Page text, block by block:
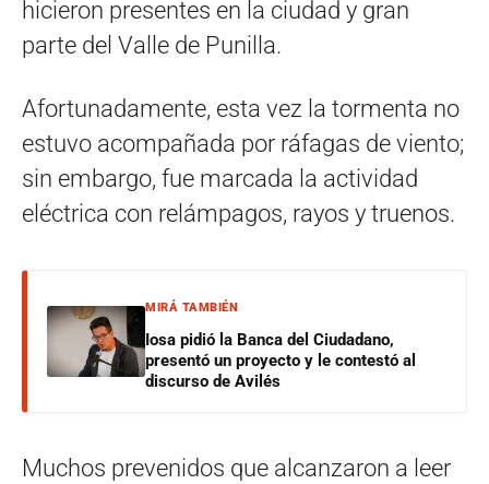
hicieron presentes en la ciudad y gran
parte del Valle de Punilla.
Afortunadamente, esta vez la tormenta no
estuvo acompañada por ráfagas de viento;
sin embargo, fue marcada la actividad
eléctrica con relámpagos, rayos y truenos.
MIRÁ TAMBIÉN
Iosa pidió la Banca del Ciudadano,
presentó un proyecto y le contestó al
discurso de Avilés
Muchos prevenidos que alcanzaron a leer